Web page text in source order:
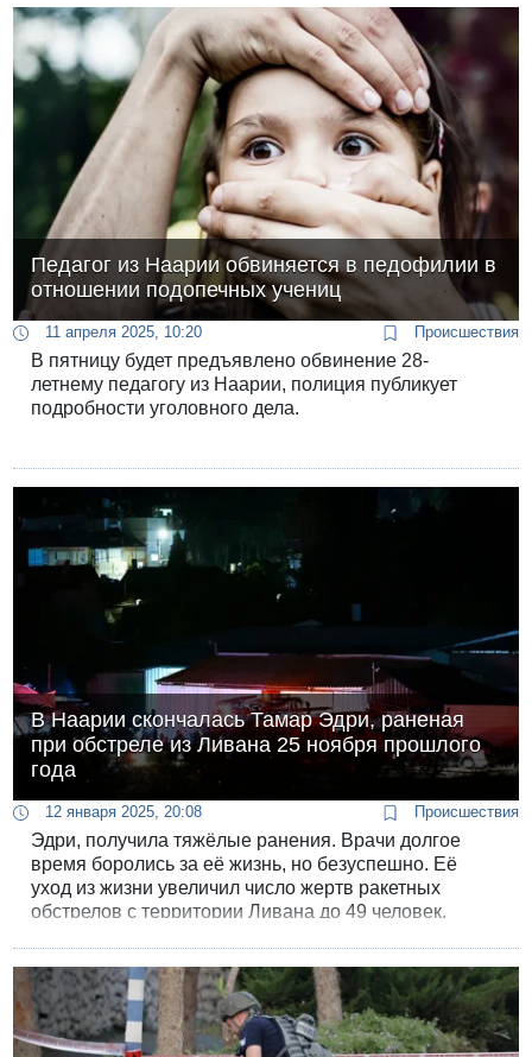
семьи потерпевшего.
Педагог из Наарии обвиняется в педофилии в
отношении подопечных учениц
11 апреля 2025, 10:20 Происшествия
В пятницу будет предъявлено обвинение 28-
летнему педагогу из Наарии, полиция публикует
подробности уголовного дела.
В Наарии скончалась Тамар Эдри, раненая
при обстреле из Ливана 25 ноября прошлого
года
12 января 2025, 20:08 Происшествия
Эдри, получила тяжёлые ранения. Врачи долгое
время боролись за её жизнь, но безуспешно. Её
уход из жизни увеличил число жертв ракетных
обстрелов с территории Ливана до 49 человек.